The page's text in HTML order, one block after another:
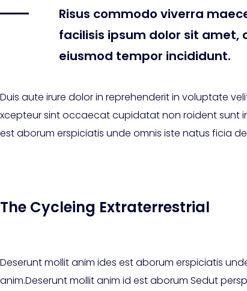
Risus commodo viverra
facilisis ipsum dolor sit
eiusmod tempor incididunt.
Duis aute irure dolor in reprehenderit in voluptate
xcepteur sint occaecat cupidatat non roident sunt
est aborum erspiciatis unde omnis iste natus ficia
The Cycleing Extraterrestrial
Deserunt mollit anim ides est aborum erspiciatis
anim.Deserunt mollit anim id est aborum Sedut